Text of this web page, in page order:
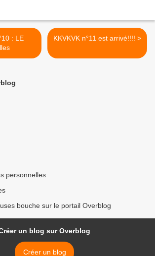
KKVKVK n°11 est arrivé!!!! >
personnelles
bouche sur le portail Overblog
un blog sur Overblog
Créer un blog